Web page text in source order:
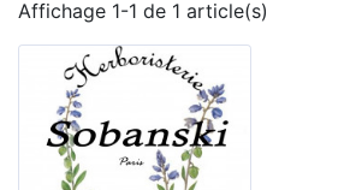
Affichage 1-1 de 1 article(s)